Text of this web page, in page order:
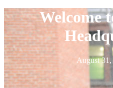
Welcome
August 31,